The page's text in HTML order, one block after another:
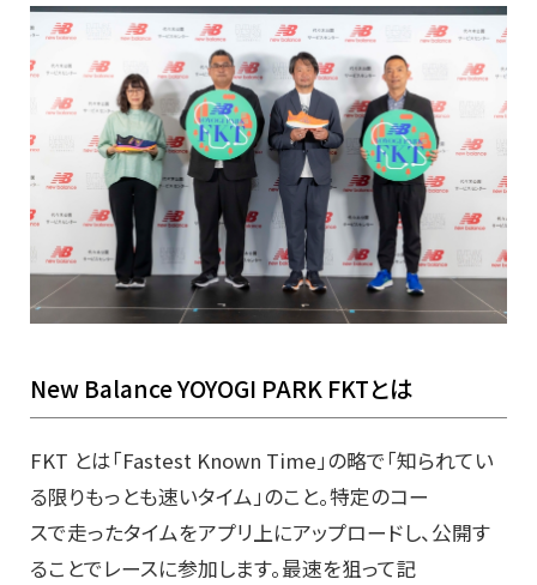
New Balance YOYOGI PARK FKTとは
FKT とは「Fastest Known Time」の略で「知られてい
る限りもっとも速いタイム」のこと。特定のコー
スで走ったタイムをアプリ上にアップロードし、公開す
ることでレースに参加します。最速を狙って記